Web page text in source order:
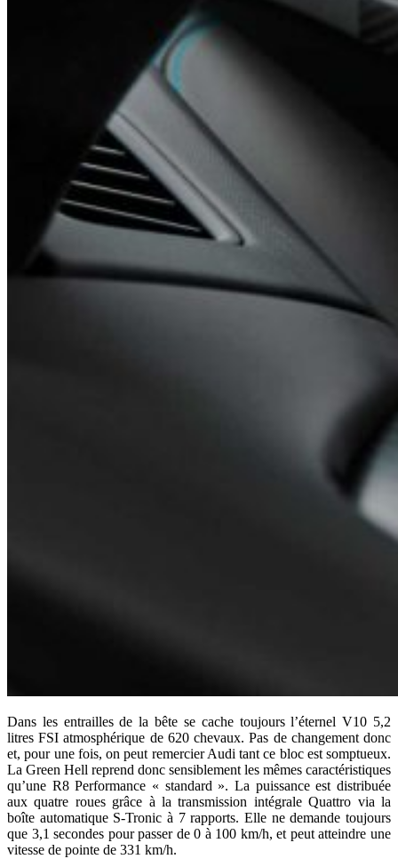
Dans les entrailles de la bête se cache toujours l’éternel V10 5,2
litres FSI atmosphérique de 620 chevaux. Pas de changement donc
et, pour une fois, on peut remercier Audi tant ce bloc est somptueux.
La Green Hell reprend donc sensiblement les mêmes caractéristiques
qu’une R8 Performance « standard ». La puissance est distribuée
aux quatre roues grâce à la transmission intégrale Quattro via la
boîte automatique S-Tronic à 7 rapports. Elle ne demande toujours
que 3,1 secondes pour passer de 0 à 100 km/h, et peut atteindre une
vitesse de pointe de 331 km/h.